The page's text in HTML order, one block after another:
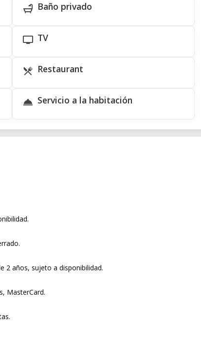
Baño privado
TV
Restaurant
Servicio a la habitación
2 años, sujeto a disponibilidad.
MasterCard.